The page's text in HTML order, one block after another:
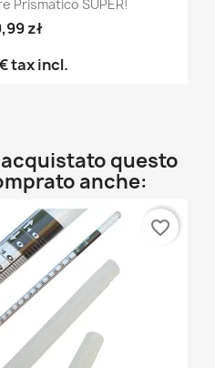
Prismatico SUPER!
zł
tax incl.
questo
anche:
favorite_border